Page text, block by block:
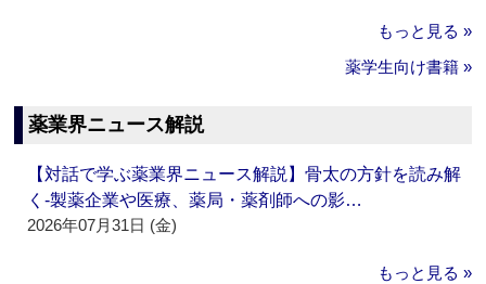
もっと見る »
薬学生向け書籍 »
薬業界ニュース解説
【対話で学ぶ薬業界ニュース解説】骨太の方針を読み解
く‐製薬企業や医療、薬局・薬剤師への影…
2026年07月31日 (金)
もっと見る »